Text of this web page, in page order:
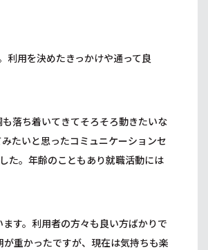
利用を決めたきっかけや通って良
落ち着いてきてそろそろ動きたいな
たいと思ったコミュニケーションセ
た。年齢のこともあり就職活動には
す。利用者の方々も良い方ばかりで
重かったですが、現在は気持ちも楽